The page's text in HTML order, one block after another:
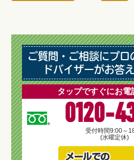
ご質問・ご相談にプロ
ドバイザーがお答
タップですぐにお電
0120-
受付時間9:00～
(水曜定休)